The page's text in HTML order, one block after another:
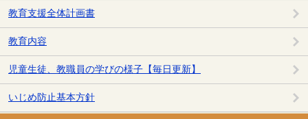
教育支援全体計画書
教育内容
児童生徒、教職員の学びの様子【毎日更新】
いじめ防止基本方針